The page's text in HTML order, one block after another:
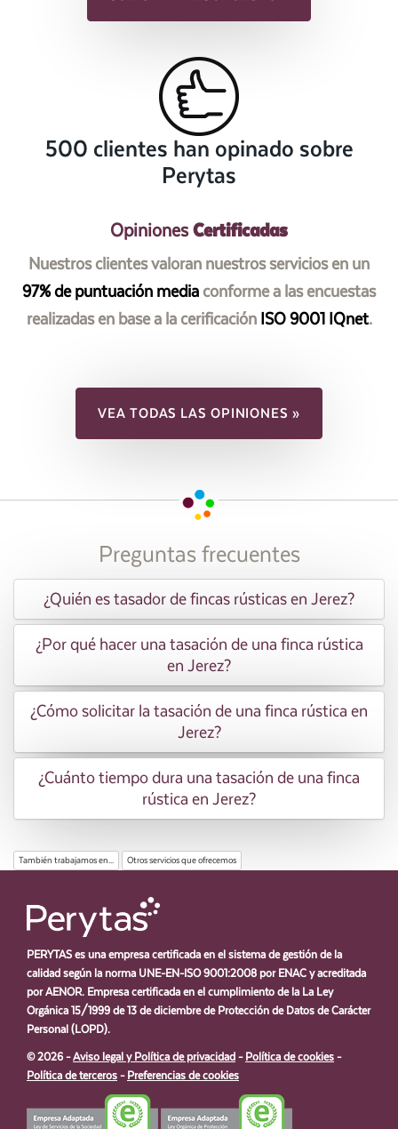
500 clientes han opinado sobre
Perytas
OpinionesCertificadas
Nuestros clientes valoran nuestros servicios en un
97% de puntuación media conforme a las encuestas
realizadas en base a la cerificación ISO 9001 IQnet.
VEA TODAS LAS OPINIONES »
Preguntas frecuentes
¿Quién es tasador de fincas rústicas en Jerez?
¿Por qué hacer una tasación de una finca rústica
en Jerez?
¿Cómo solicitar la tasación de una finca rústica en
Jerez?
¿Cuánto tiempo dura una tasación de una finca
rústica en Jerez?
También trabajamos en... Otros servicios que ofrecemos
PERYTAS es una empresa certificada en el sistema de gestión de la
calidad según la norma UNE-EN-ISO 9001:2008 por ENAC y acreditada
por AENOR. Empresa certificada en el cumplimiento de la La Ley
Orgánica 15/1999 de 13 de diciembre de Protección de Datos de Carácter
Personal (LOPD).
© 2026 -Aviso legal y Política de privacidad - Política de cookies -
Política de terceros - Preferencias de cookies